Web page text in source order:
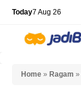
Skip
content
Today7 Aug 26
Home » Ragam »